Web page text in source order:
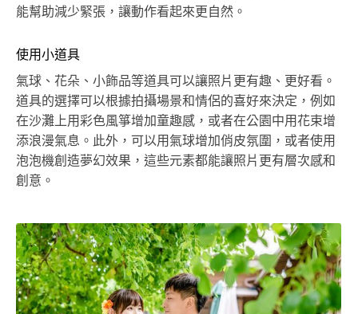
能幫助減少緊張，讓動作看起來更自然。
使用小道具
氣球、花朵、小飾品等道具可以讓照片更有趣、更好看。
道具的選擇可以根據拍攝場景和情侶的喜好來決定，例如
在沙灘上用彩色風箏增加童趣感，或者在公園中用花束增
添浪漫氣息。此外，可以用氣球增加俏皮氛圍，或者使用
泡泡機創造夢幻效果，這些元素都能讓照片更有層次感和
創意。